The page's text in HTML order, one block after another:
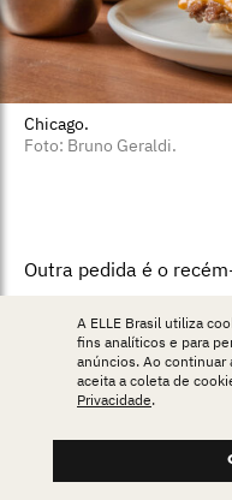
Chicago.
Foto: Bruno Geraldi.
Outra pedida é o
ketchup, mostarda
roxa e picles de
Clássico dos
tem corte redondo e
e alecrim, ambos
A ELLE Brasil utiliza
fins analíticos e para
anúncios. Ao continuar
aceita a coleta de
Privacidade.